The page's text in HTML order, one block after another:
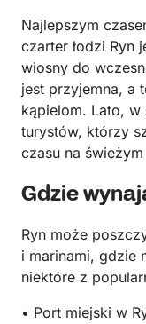
Najlepszym
czarter łodzi Ryn
wiosny do
jest przyjemna, a
kąpielom. Lato,
turystów, którzy
czasu na
Gdzie
Ryn może
i marinami, gdzie
niektóre z
• Port miejski w